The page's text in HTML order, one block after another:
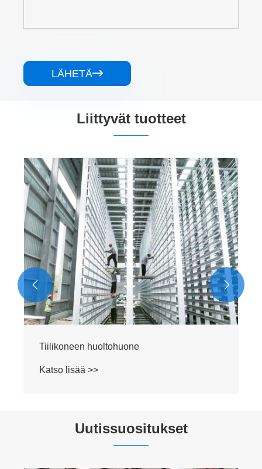
LÄHETÄ
Liittyvät tuotteet
Tiilikoneen huoltohuone
Katso lisää >>
 
Uutissuositukset